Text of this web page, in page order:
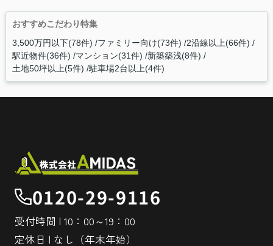
おすすめこだわり特集
3,500万円以下(78件) ファミリー向け(73件) 2沿線以上(66件)
駅近物件(36件) マンション(31件) 新築築浅(8件)
土地50坪以上(5件) 駐車場2台以上(4件)
0120-29-9116
受付時間 | 10：00～19：00
定休日 | なし（年末年始）